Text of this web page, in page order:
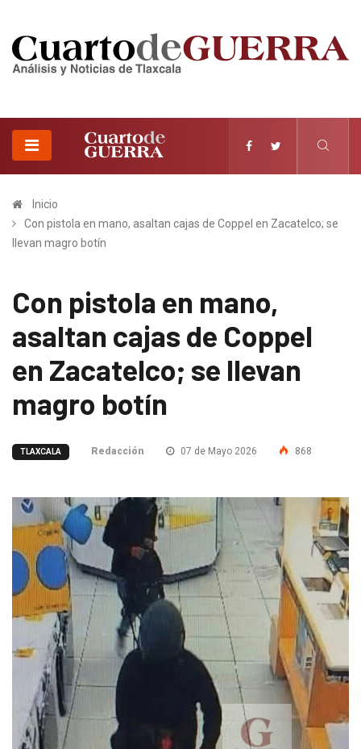
Inicio
Con pistola en mano, asaltan cajas de Coppel en Zacatelco; se
llevan magro botín
Con pistola en mano,
asaltan cajas de Coppel
en Zacatelco; se llevan
magro botín
TLAXCALA Redacción 07 de Mayo 2026 868